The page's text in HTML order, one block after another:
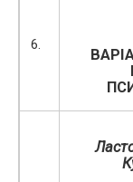
6.